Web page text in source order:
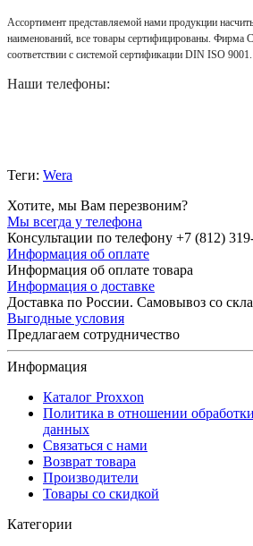
Ассортимент представляемой нами продукции
наименований, все товары сертифицированы. Фирма
соответствии с системой сертификации DIN ISO 9001.
Наши телефоны:
Теги: Wera
Хотите, мы Вам перезвоним?
Мы всегда у телефона
Консультации по телефону +7 (812)
Информация об оплате
Информация об оплате товара
Информация о доставке
Доставка по России. Самовывоз со
Выгодные условия
Предлагаем сотрудничество
Информация
Каталог Proxxon
Политика в отношении
данных
Связаться с нами
Возврат товара
Производители
Товары со скидкой
Категории